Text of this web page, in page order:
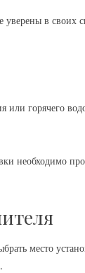
в своих
или горячего
необходимо
место